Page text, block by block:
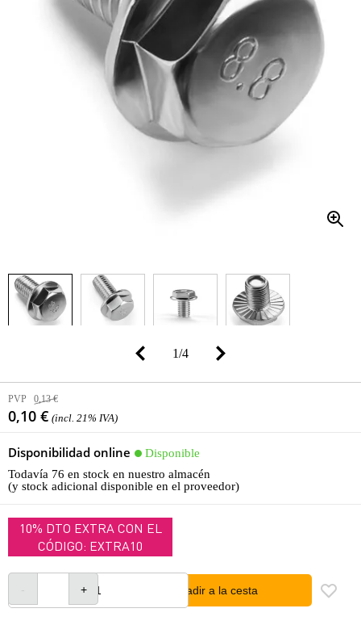
1/4
PVP 0,13 €
0,10 € (incl. 21% IVA)
Disponibilidad online
Disponible
Todavía 76 en stock en nuestro almacén
(y stock adicional disponible en el proveedor)
10% DTO EXTRA CON EL
CÓDIGO: EXTRA10
añadir a la cesta